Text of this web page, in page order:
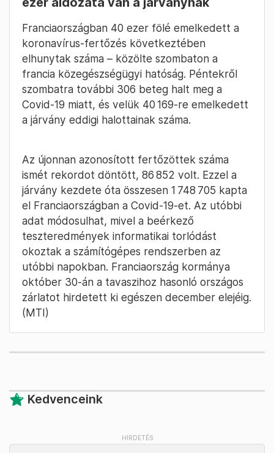
Franciaországban 40 ezer fölé emelkedett a
koronavírus-fertőzés következtében
elhunytak száma – közölte szombaton a
francia közegészségügyi hatóság. Péntekről
szombatra további 306 beteg halt meg a
Covid-19 miatt, és velük 40 169-re emelkedett
a járvány eddigi halottainak száma.
Az újonnan azonosított fertőzöttek száma
ismét rekordot döntött, 86 852 volt. Ezzel a
járvány kezdete óta összesen 1 748 705 kapta
el Franciaországban a Covid-19-et. Az utóbbi
adat módosulhat, mivel a beérkező
teszteredmények informatikai torlódást
okoztak a számítógépes rendszerben az
utóbbi napokban. Franciaország kormánya
október 30-án a tavaszihoz hasonló országos
zárlatot hirdetett ki egészen december elejéig.
(MTI)
Kedvenceink